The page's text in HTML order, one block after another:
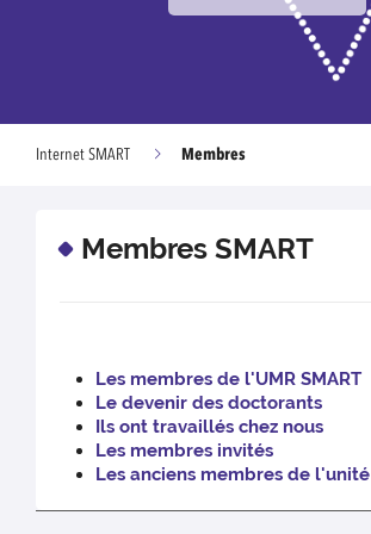
Internet SMART Membres
Membres SMART
Les membres de l'UMR SMART
Le devenir des doctorants
Ils ont travaillés chez nous
Les membres invités
Les anciens membres de l'unité